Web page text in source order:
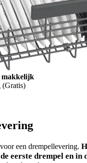
makkelijk
(Gratis)
een drempellevering.
eerste drempel en in